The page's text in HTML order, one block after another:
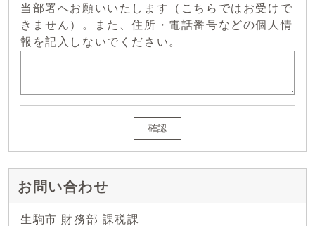
当部署へお願いいたします（こちらではお受けで
きません）。また、住所・電話番号などの個人情
報を記入しないでください。
確認
お問い合わせ
生駒市 財務部 課税課